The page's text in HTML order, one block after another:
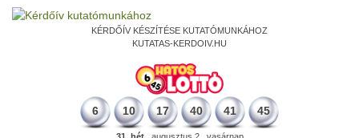
KÉRDŐÍV KÉSZÍTÉSE KUTATÓMUNKÁHOZ
KUTATAS-KERDOIV.HU
6 10 17 40 41 45